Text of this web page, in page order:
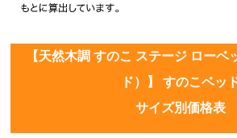
【天然木調 すのこ ステージ ローベ
ド）】 すのこベッ
サイズ別価格表